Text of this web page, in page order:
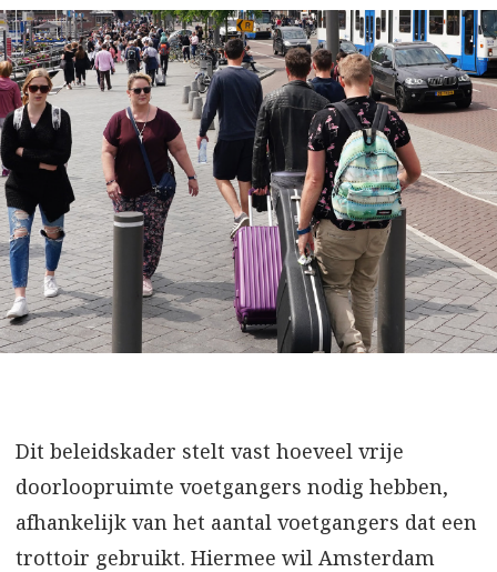
Dit beleidskader stelt vast hoeveel vrije
doorloopruimte voetgangers nodig hebben,
afhankelijk van het aantal voetgangers dat een
trottoir gebruikt. Hiermee wil Amsterdam